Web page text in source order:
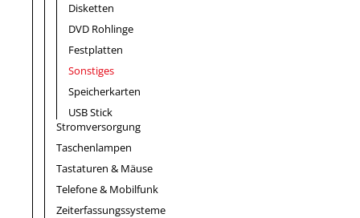
Disketten
DVD Rohlinge
Festplatten
Sonstiges
Speicherkarten
USB Stick
Stromversorgung
Taschenlampen
Tastaturen & Mäuse
Telefone & Mobilfunk
Zeiterfassungssysteme